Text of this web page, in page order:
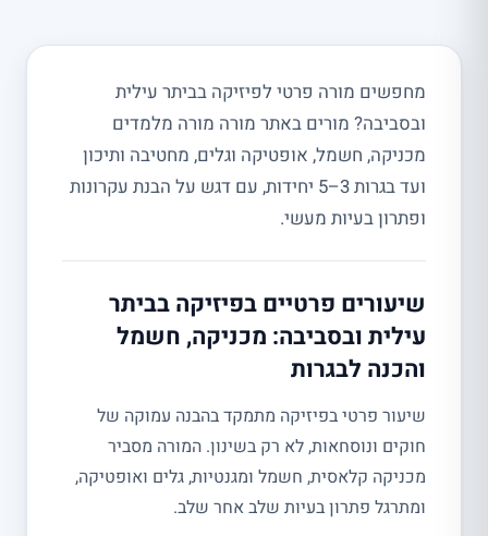
מחפשים מורה פרטי לפיזיקה בביתר עילית
ובסביבה? מורים באתר מורה מורה מלמדים
מכניקה, חשמל, אופטיקה וגלים, מחטיבה ותיכון
ועד בגרות 3–5 יחידות, עם דגש על הבנת עקרונות
ופתרון בעיות מעשי.
שיעורים פרטיים בפיזיקה בביתר
עילית ובסביבה: מכניקה, חשמל
והכנה לבגרות
שיעור פרטי בפיזיקה מתמקד בהבנה עמוקה של
חוקים ונוסחאות, לא רק בשינון. המורה מסביר
מכניקה קלאסית, חשמל ומגנטיות, גלים ואופטיקה,
ומתרגל פתרון בעיות שלב אחר שלב.